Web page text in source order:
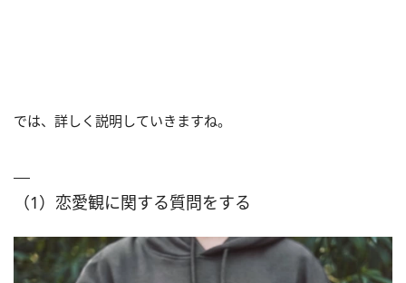
では、詳しく説明していきますね。
（1）恋愛観に関する質問をする